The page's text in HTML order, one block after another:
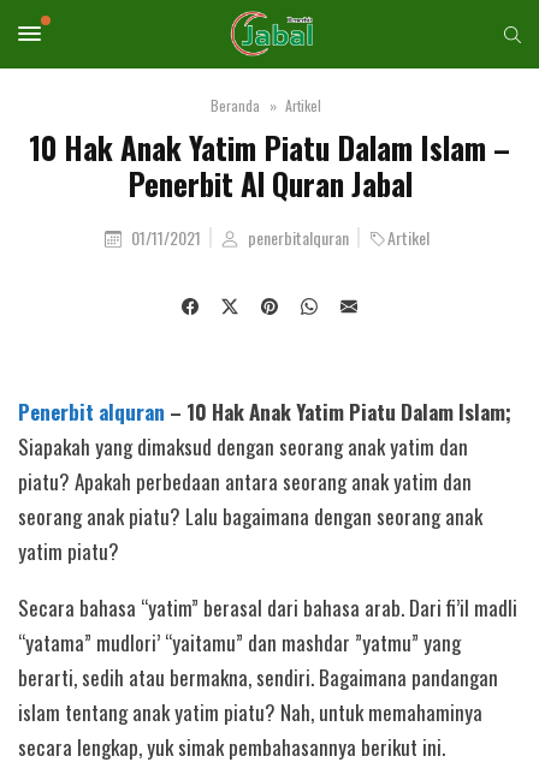
Beranda Artikel
10 Hak Anak Yatim Piatu Dalam Islam –
Penerbit Al Quran Jabal
01/11/2021 penerbitalquran Artikel
Penerbit alquran – 10 Hak Anak Yatim Piatu Dalam Islam;
Siapakah yang dimaksud dengan seorang anak yatim dan
piatu? Apakah perbedaan antara seorang anak yatim dan
seorang anak piatu? Lalu bagaimana dengan seorang anak
yatim piatu?
Secara bahasa “yatim” berasal dari bahasa arab. Dari fi’il madli
“yatama” mudlori’ “yaitamu” dan mashdar ”yatmu” yang
berarti, sedih atau bermakna, sendiri. Bagaimana pandangan
islam tentang anak yatim piatu? Nah, untuk memahaminya
secara lengkap, yuk simak pembahasannya berikut ini.